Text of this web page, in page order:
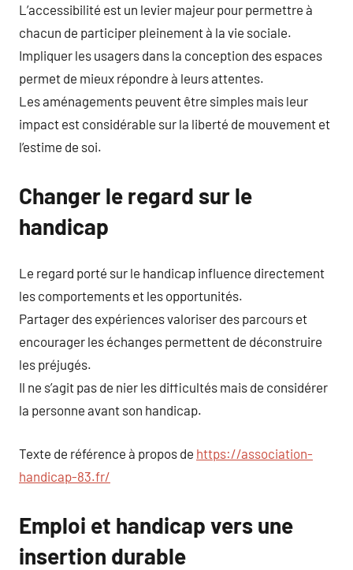
L’accessibilité est un levier majeur pour permettre à
chacun de participer pleinement à la vie sociale.
Impliquer les usagers dans la conception des espaces
permet de mieux répondre à leurs attentes.
Les aménagements peuvent être simples mais leur
impact est considérable sur la liberté de mouvement et
l’estime de soi.
Changer le regard sur le
handicap
Le regard porté sur le handicap influence directement
les comportements et les opportunités.
Partager des expériences valoriser des parcours et
encourager les échanges permettent de déconstruire
les préjugés.
Il ne s’agit pas de nier les difficultés mais de considérer
la personne avant son handicap.
Texte de référence à propos de https://association-
handicap-83.fr/
Emploi et handicap vers une
insertion durable